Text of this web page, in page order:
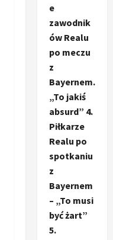
e
zawodnik
ów Realu
po meczu
z
Bayernem.
„To jakiś
absurd” 4.
Piłkarze
Realu po
spotkaniu
z
Bayernem
– „To musi
być żart”
5.